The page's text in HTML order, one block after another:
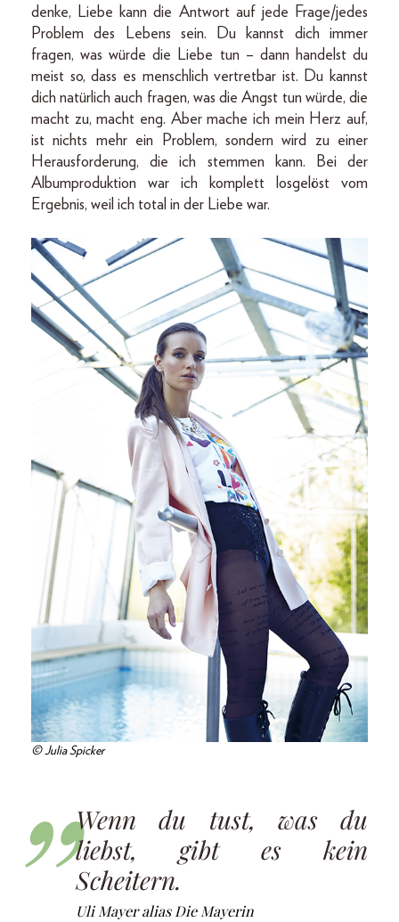
denke, Liebe kann die Antwort auf jede Frage/jedes
Problem des Lebens sein. Du kannst dich immer
fragen, was würde die Liebe tun – dann handelst du
meist so, dass es menschlich vertretbar ist. Du kannst
dich natürlich auch fragen, was die Angst tun würde, die
macht zu, macht eng. Aber mache ich mein Herz auf,
ist nichts mehr ein Problem, sondern wird zu einer
Herausforderung, die ich stemmen kann. Bei der
Albumproduktion war ich komplett losgelöst vom
Ergebnis, weil ich total in der Liebe war.
© Julia Spicker
Wenn du tust, was du
liebst, gibt es kein
Scheitern.
Uli Mayer alias Die Mayerin